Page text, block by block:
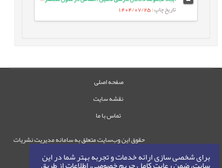
برای شخصی سازی ارائه خدمات و تجربه بهتر شما در این
تاریخ چاپ: 1404/07/25
صفحه اصلی
نقشه سایت
تماس با ما
حقوق این وب‌سایت متعلق به سامانه مدیریت نشریات
رایمگ است.
حق نشر ©
1405-1396